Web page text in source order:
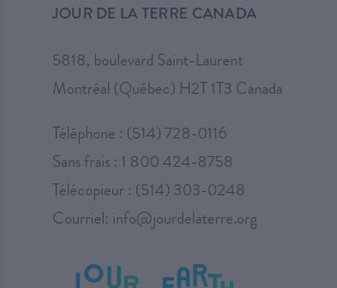
JOUR DE LA TERRE CANADA
5818, boulevard Saint-Laurent
Montréal (Québec) H2T 1T3 Canada
Téléphone : (514) 728-0116
Sans frais : 1 800 424-8758
Télécopieur : (514) 303-0248
Courriel: info@jourdelaterre.org